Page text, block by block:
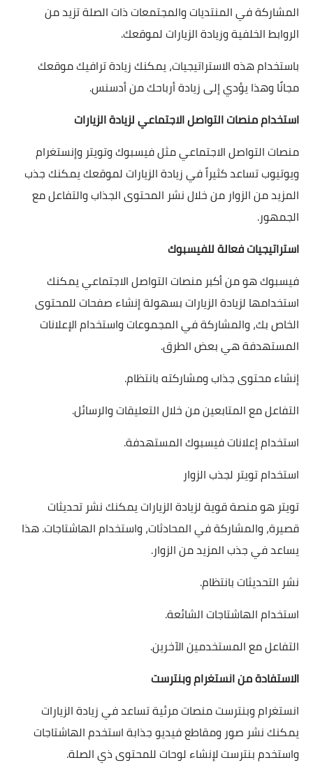
المشاركة في المنتديات والمجتمعات ذات الصلة تزيد من
الروابط الخلفية وزيادة الزيارات لموقعك.
باستخدام هذه الاستراتيجيات، يمكنك زيادة ترافيك موقعك
مجانًا وهذا يؤدي إلى زيادة أرباحك من أدسنس.
استخدام منصات التواصل الاجتماعي لزيادة الزيارات
منصات التواصل الاجتماعي مثل فيسبوك وتويتر وإنستغرام
ويوتيوب تساعد كثيراً في زيادة الزيارات لموقعك يمكنك جذب
المزيد من الزوار من خلال نشر المحتوى الجذاب والتفاعل مع
الجمهور.
استراتيجيات فعالة للفيسبوك
فيسبوك هو من أكبر منصات التواصل الاجتماعي يمكنك
استخدامها لزيادة الزيارات بسهولة إنشاء صفحات للمحتوى
الخاص بك، والمشاركة في المجموعات واستخدام الإعلانات
المستهدفة هي بعض الطرق.
إنشاء محتوى جذاب ومشاركته بانتظام.
التفاعل مع المتابعين من خلال التعليقات والرسائل.
استخدام إعلانات فيسبوك المستهدفة.
استخدام تويتر لجذب الزوار
تويتر هو منصة قوية لزيادة الزيارات يمكنك نشر تحديثات
قصيرة، والمشاركة في المحادثات، واستخدام الهاشتاجات. هذا
يساعد في جذب المزيد من الزوار.
نشر التحديثات بانتظام.
استخدام الهاشتاجات الشائعة.
التفاعل مع المستخدمين الآخرين.
الاستفادة من انستغرام وبنترست
انستغرام وبنترست منصات مرئية تساعد في زيادة الزيارات
يمكنك نشر صور ومقاطع فيديو جذابة استخدم الهاشتاجات
واستخدم بنترست لإنشاء لوحات للمحتوى ذي الصلة.